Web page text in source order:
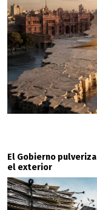
El Gobierno
el exterior